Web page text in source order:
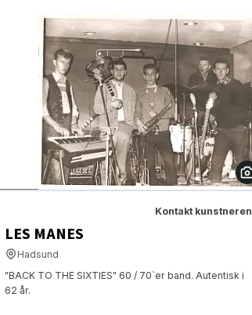
Kontakt kunstneren
LES MANES
Hadsund
"BACK TO THE SIXTIES" 60 / 70`er band. Autentisk i
62 år.